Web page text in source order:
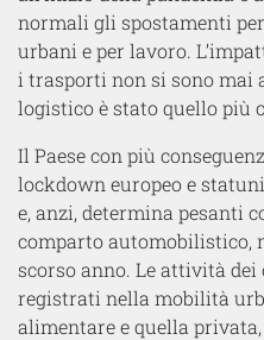
normali gli spostamenti
urbani e per lavoro.
i trasporti non si sono mai
logistico è stato quello più
Il Paese con più
lockdown europeo e
e, anzi, determina pesanti
comparto automobilistico,
scorso anno. Le attività
registrati nella mobilità
alimentare e quella